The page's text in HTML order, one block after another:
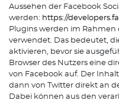
Aussehen der Facebook
werden: https://
Plugins werden im
verwendet. Das bedeutet,
aktivieren, bevor sie
Browser des Nutzers eine
von Facebook auf. Der
dann von Twitter direkt an
Dabei können aus den